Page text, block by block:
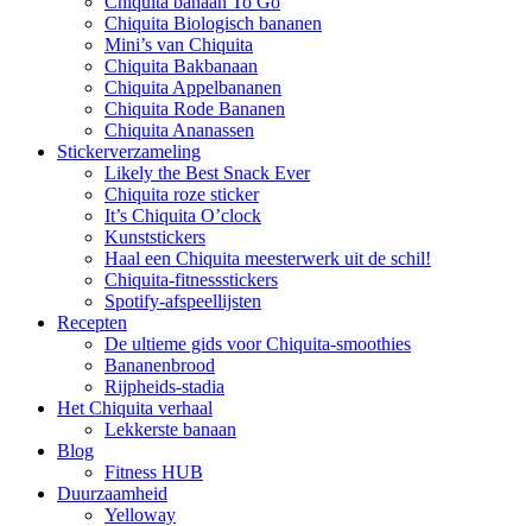
Chiquita Biologisch bananen
Mini’s van Chiquita
Chiquita Bakbanaan
Chiquita Appelbananen
Chiquita Rode Bananen
Chiquita Ananassen
Stickerverzameling
Likely the Best Snack Ever
Chiquita roze sticker
It’s Chiquita O’clock
Kunststickers
Haal een Chiquita meesterwerk uit de schil!
Chiquita-fitnessstickers
Spotify-afspeellijsten
Recepten
De ultieme gids voor Chiquita-smoothies
Bananenbrood
Rijpheids-stadia
Het Chiquita verhaal
Lekkerste banaan
Blog
Fitness HUB
Duurzaamheid
Yelloway